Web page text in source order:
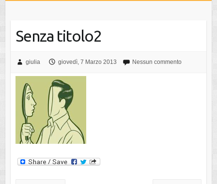
Senza titolo2
giulia giovedì, 7 Marzo 2013 Nessun commento